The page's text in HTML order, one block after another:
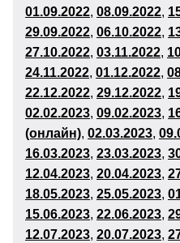
01.09.2022, 08.09.2022,
29.09.2022, 06.10.2022,
27.10.2022, 03.11.2022,
24.11.2022, 01.12.2022,
22.12.2022, 29.12.2022,
02.02.2023, 09.02.2023,
(онлайн), 02.03.2023,
16.03.2023, 23.03.2023,
12.04.2023, 20.04.2023,
18.05.2023, 25.05.2023,
15.06.2023, 22.06.2023,
12.07.2023, 20.07.2023,